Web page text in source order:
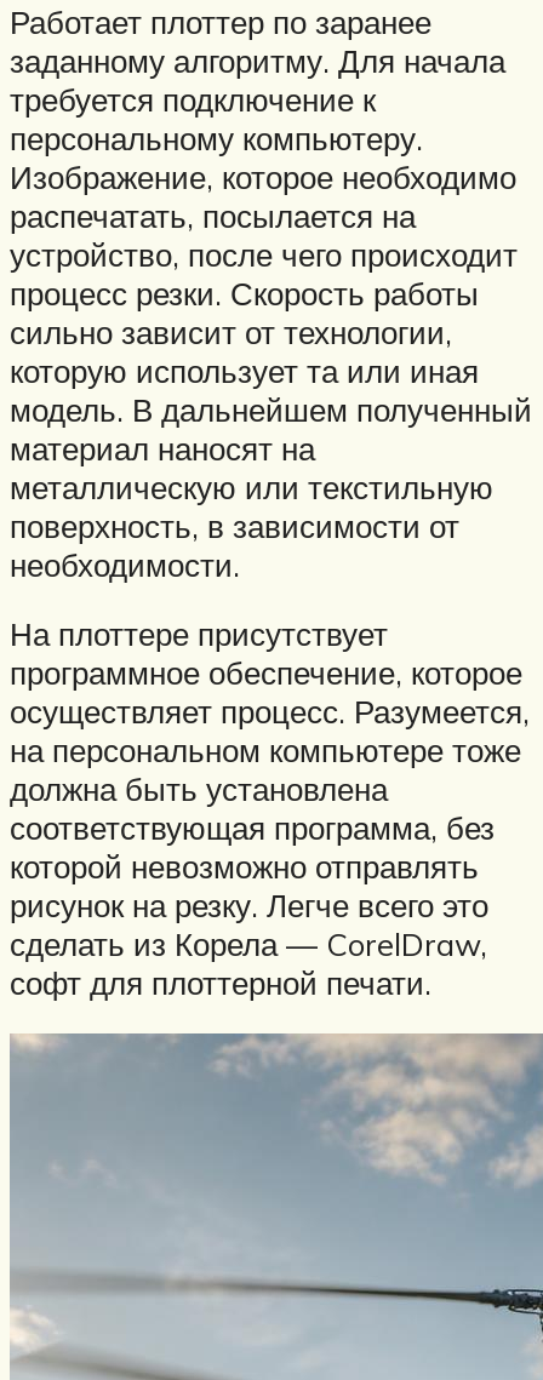
Работает плоттер по заранее
заданному алгоритму. Для начала
требуется подключение к
персональному компьютеру.
Изображение, которое необходимо
распечатать, посылается на
устройство, после чего происходит
процесс резки. Скорость работы
сильно зависит от технологии,
которую использует та или иная
модель. В дальнейшем полученный
материал наносят на
металлическую или текстильную
поверхность, в зависимости от
необходимости.
На плоттере присутствует
программное обеспечение, которое
осуществляет процесс. Разумеется,
на персональном компьютере тоже
должна быть установлена
соответствующая программа, без
которой невозможно отправлять
рисунок на резку. Легче всего это
сделать из Корела — CorelDraw,
софт для плоттерной печати.